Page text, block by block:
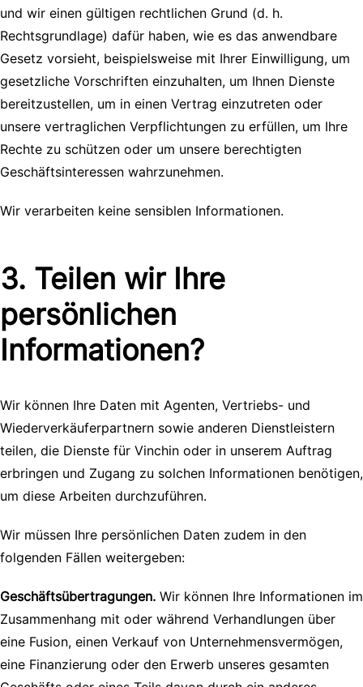
und wir einen gültigen rechtlichen Grund (d. h.
Rechtsgrundlage) dafür haben, wie es das anwendbare
Gesetz vorsieht, beispielsweise mit Ihrer Einwilligung, um
gesetzliche Vorschriften einzuhalten, um Ihnen Dienste
bereitzustellen, um in einen Vertrag einzutreten oder
unsere vertraglichen Verpflichtungen zu erfüllen, um Ihre
Rechte zu schützen oder um unsere berechtigten
Geschäftsinteressen wahrzunehmen.
Wir verarbeiten keine sensiblen Informationen.
3. Teilen wir Ihre
persönlichen
Informationen?
Wir können Ihre Daten mit Agenten, Vertriebs- und
Wiederverkäuferpartnern sowie anderen Dienstleistern
teilen, die Dienste für Vinchin oder in unserem Auftrag
erbringen und Zugang zu solchen Informationen benötigen,
um diese Arbeiten durchzuführen.
Wir müssen Ihre persönlichen Daten zudem in den
folgenden Fällen weitergeben:
Geschäftsübertragungen. Wir können Ihre Informationen im
Zusammenhang mit oder während Verhandlungen über
eine Fusion, einen Verkauf von Unternehmensvermögen,
eine Finanzierung oder den Erwerb unseres gesamten